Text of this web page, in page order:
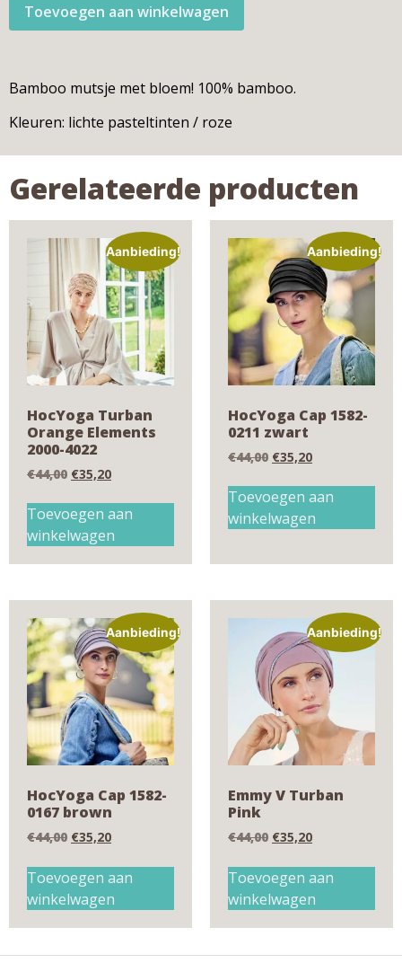
Toevoegen aan winkelwagen
Bamboo mutsje met bloem! 100% bamboo.
Kleuren: lichte pasteltinten / roze
Gerelateerde producten
Aanbieding!
HocYoga Turban
Orange Elements
2000-4022
€44,00 €35,20
Toevoegen aan
winkelwagen
Aanbieding!
HocYoga Cap 1582-
0211 zwart
€44,00 €35,20
Toevoegen aan
winkelwagen
Aanbieding!
HocYoga Cap 1582-
0167 brown
€44,00 €35,20
Toevoegen aan
winkelwagen
Aanbieding!
Emmy V Turban
Pink
€44,00 €35,20
Toevoegen aan
winkelwagen